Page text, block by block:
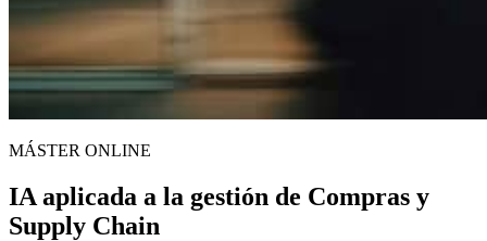
MÁSTER ONLINE
IA aplicada a la gestión de Compras y
Supply Chain